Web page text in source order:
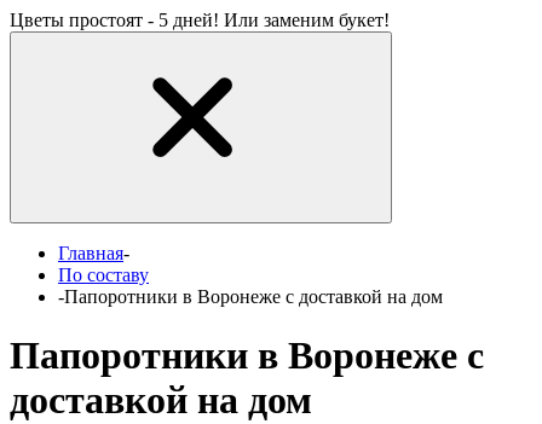
Цветы простоят - 5 дней! Или заменим букет!
Главная-
По составу
-Папоротники в Воронеже с доставкой на дом
Папоротники в Воронеже с
доставкой на дом